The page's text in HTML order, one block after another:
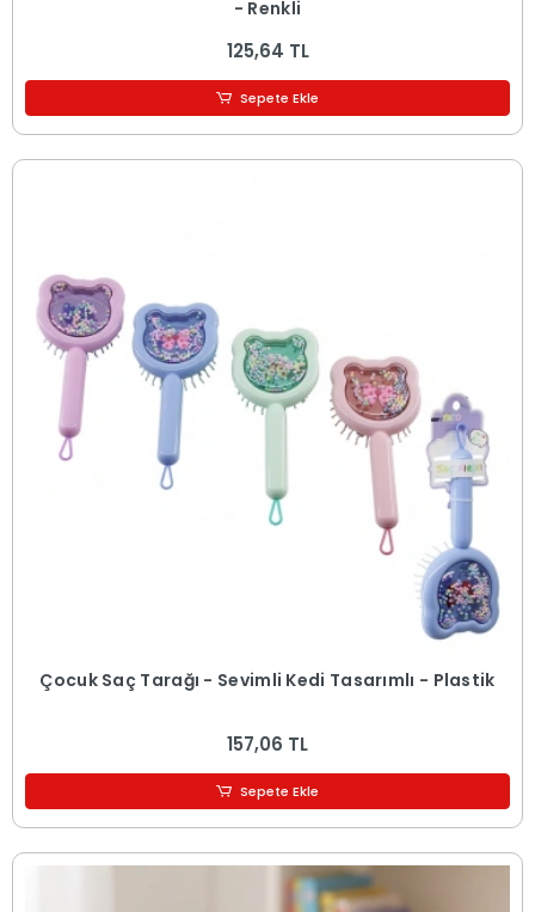
- Renkli
125,64 TL
Sepete Ekle
Çocuk Saç Tarağı - Sevimli Kedi Tasarımlı - Plastik
157,06 TL
Sepete Ekle